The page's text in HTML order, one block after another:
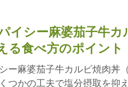
イシー麻婆茄子牛カ
る食べ方のポイント
ー麻婆茄子牛カルビ焼肉丼
つかの工夫で塩分摂取を抑